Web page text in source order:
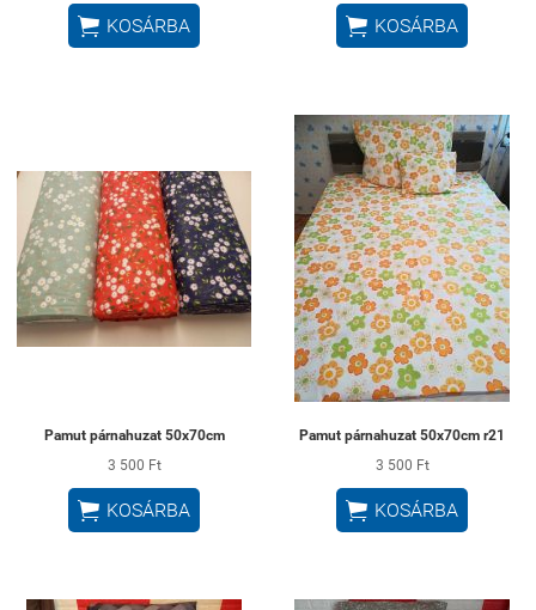
 KOSÁRBA  KOSÁRBA
Pamut párnahuzat 50x70cm
3 500 Ft
 KOSÁRBA
Pamut párnahuzat 50x70cm r21
3 500 Ft
 KOSÁRBA